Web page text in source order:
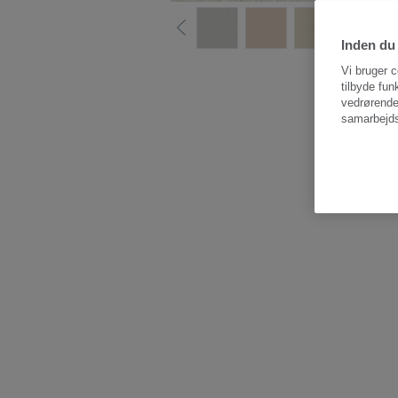
Inden
Vi bruger
tilbyde